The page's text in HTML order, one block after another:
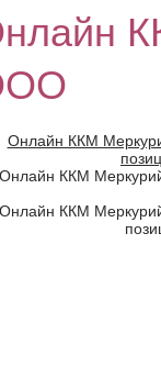
Онлайн ККМ
Онлайн ККМ